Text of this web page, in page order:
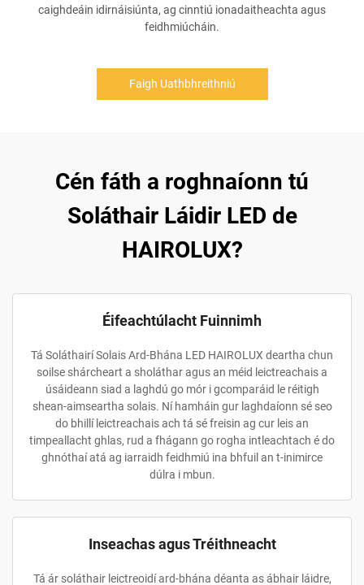
caighdeáin idirnáisiúnta, ag cinntiú ionadaitheachta agus
feidhmiúcháin.
Faigh Uathbhreithniú
Cén fáth a roghnaíonn tú
Soláthair Láidir LED de
HAIROLUX?
Éifeachtúlacht Fuinnimh
Tá Soláthairí Solais Ard-Bhána LED HAIROLUX deartha chun
soilse shárcheart a sholáthar agus an méid leictreachais a
úsáideann siad a laghdú go mór i gcomparáid le réitigh
shean-aimseartha solais. Ní hamháin gur laghdaíonn sé seo
do bhillí leictreachais ach tá sé freisin ag cur leis an
timpeallacht ghlas, rud a fhágann go rogha intleachtach é do
ghnóthaí atá ag iarraidh feidhmiú ina bhfuil an t-inimirce
dúlra i mbun.
Inseachas agus Tréithneacht
Tá ár soláthair leictreoidí ard-bhána déanta as ábhair láidre,